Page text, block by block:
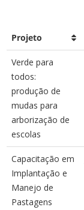
Projeto
Verde para
todos:
produção de
mudas para
arborização de
escolas
Capacitação em
Implantação e
Manejo de
Pastagens